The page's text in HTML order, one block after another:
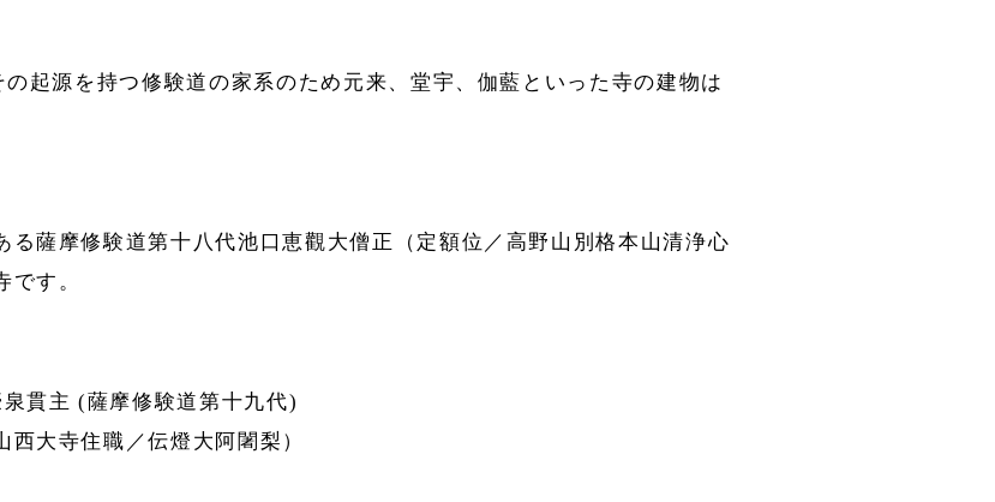
起源を持つ修験道の家系のため元来、堂宇、伽藍といった寺の建物は
る薩摩修験道第十八代池口恵觀大僧正（定額位／高野山別格本山清浄心
す。
貫主 (薩摩修験道第十九代)
大寺住職／伝燈大阿闍梨）